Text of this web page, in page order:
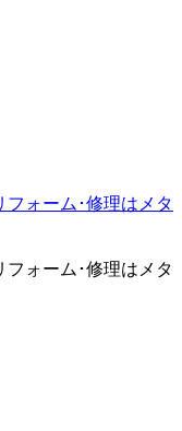
フォーム･修理はメタ
フォーム･修理はメタ